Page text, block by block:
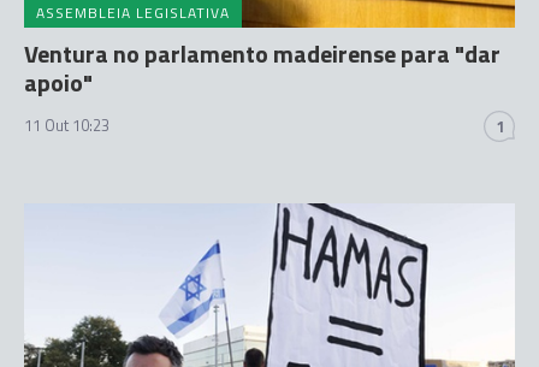
ASSEMBLEIA LEGISLATIVA
Ventura no parlamento madeirense para "dar
apoio"
11 Out 10:23 1